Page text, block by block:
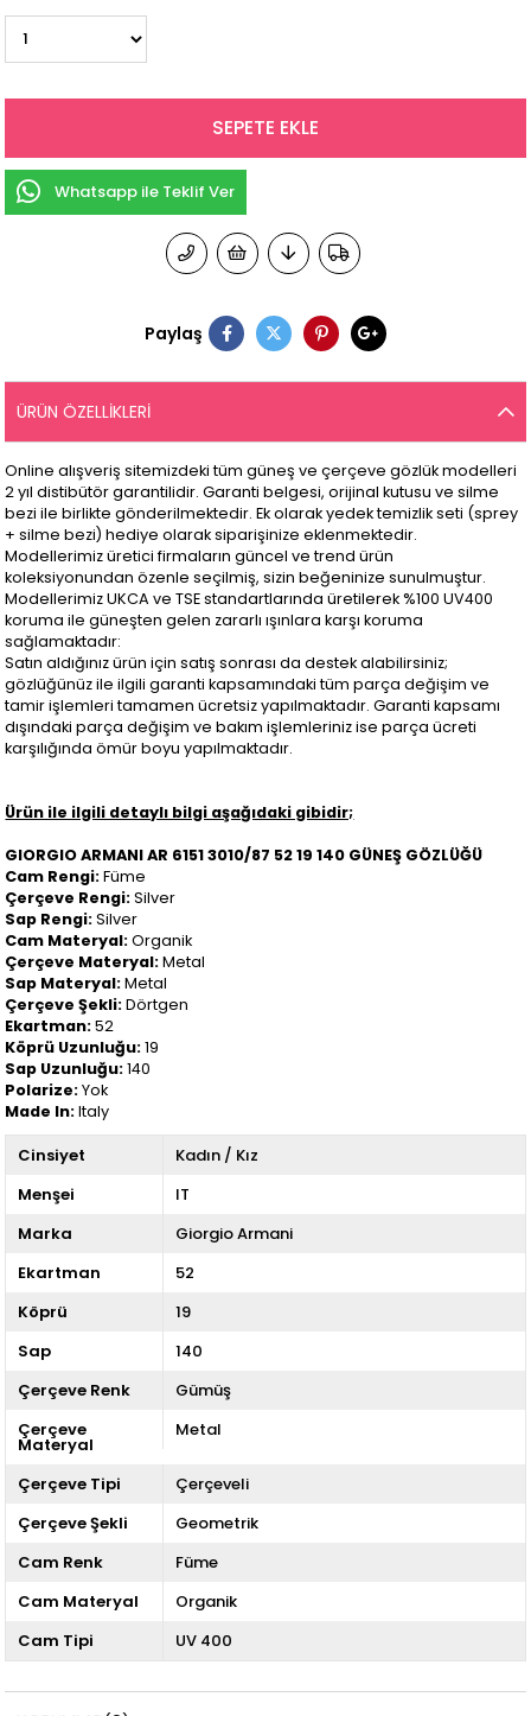
Whatsapp ile Teklif Ver
Paylaş
ÜRÜN ÖZELLIKLERI
Online alışveriş sitemizdeki tüm güneş ve çerçeve gözlük modelleri
2 yıl distibütör garantilidir. Garanti belgesi, orijinal kutusu ve silme
bezi ile birlikte gönderilmektedir. Ek olarak yedek temizlik seti (sprey
+ silme bezi) hediye olarak siparişinize eklenmektedir.
Modellerimiz üretici firmaların güncel ve trend ürün
koleksiyonundan özenle seçilmiş, sizin beğeninize sunulmuştur.
Modellerimiz UKCA ve TSE standartlarında üretilerek %100 UV400
koruma ile güneşten gelen zararlı ışınlara karşı koruma
sağlamaktadır:
Satın aldığınız ürün için satış sonrası da destek alabilirsiniz;
gözlüğünüz ile ilgili garanti kapsamındaki tüm parça değişim ve
tamir işlemleri tamamen ücretsiz yapılmaktadır. Garanti kapsamı
dışındaki parça değişim ve bakım işlemleriniz ise parça ücreti
karşılığında ömür boyu yapılmaktadır.
Ürün ile ilgili detaylı bilgi aşağıdaki gibidir;
GIORGIO ARMANI AR 6151 3010/87 52 19 140 GÜNEŞ GÖZLÜĞÜ
Cam Rengi:Füme
Çerçeve Rengi:Silver
Sap Rengi:Silver
Cam Materyal:Organik
Çerçeve Materyal:Metal
Sap Materyal:Metal
Çerçeve Şekli:Dörtgen
Ekartman:52
Köprü Uzunluğu:19
Sap Uzunluğu:140
Polarize:Yok
Made In:Italy
Cinsiyet
Kadın / Kız
Menşei
IT
Marka
Giorgio Armani
Ekartman
52
Köprü
19
Sap
140
Çerçeve Renk
Gümüş
Çerçeve
Materyal
Metal
Çerçeve Tipi
Çerçeveli
Çerçeve Şekli
Geometrik
Cam Renk
Füme
Cam Materyal
Organik
Cam Tipi
UV 400